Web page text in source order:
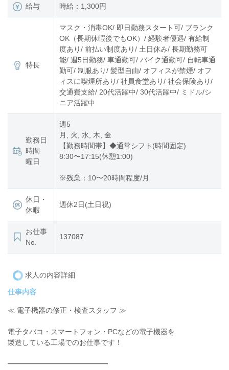
給与 時給：1,300円
特長
マスク・消毒OK/ 即日勤務スタート可/ ブランク
OK（長期休暇後でもOK）/ 経験者優遇/ 有給制
度あり/ 前払い制度あり/ 土日休み/ 長期勤務可
能/ 週5日勤務/ 車通勤可/ バイク通勤可/ 自転車通
勤可/ 制服あり/ 髪型自由/ オフィスが禁煙/ オフ
ィスに喫煙所あり/ 社員食堂あり/ 社会保険あり/
交通費支給/ 20代活躍中/ 30代活躍中/ ミドル/シ
ニア活躍中
勤務日
時間
曜日
週5
月, 火, 水, 木, 金
【勤務時間帯】◆通常シフト(時間固定)
8:30〜17:15(休憩1:00)
※残業：10〜20時間程度/月
休日・
休暇
週休2日(土日祝)
お仕事
No.
137087
求人の内容詳細
仕事内容
≪ 電子機器の修正・検査スタッフ ≫
電子タバコ・スマートフォン・PCなどの電子機器を
製造している工場でのお仕事です！
━━━━━━━━━━━━━━